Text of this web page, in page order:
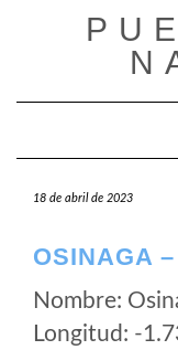
18 de abril de 2023
OSINAGA
Nombre:
Longitud: -